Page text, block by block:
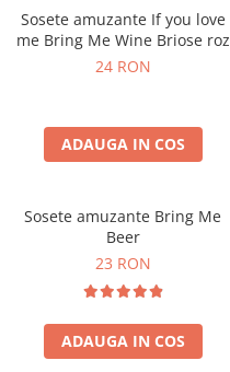
Sosete amuzante If you love
me Bring Me Wine Briose roz
24 RON
ADAUGA IN COS
Sosete amuzante Bring Me
Beer
23 RON
ADAUGA IN COS